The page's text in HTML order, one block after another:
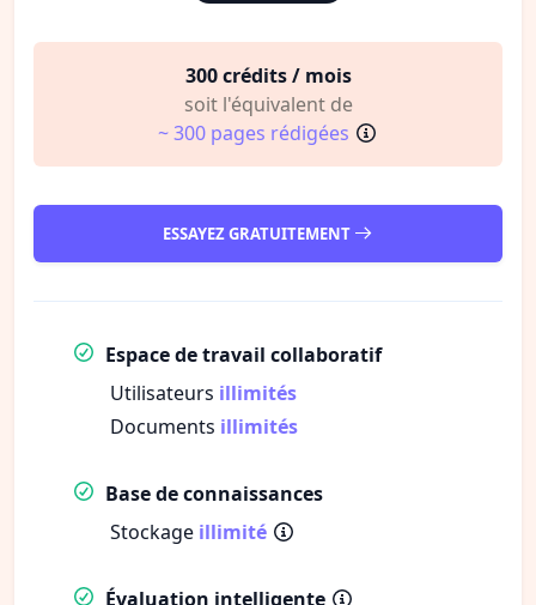
300 crédits / mois
soit l'équivalent de
~ 300 pages rédigées
ESSAYEZ GRATUITEMENT
Espace de travail collaboratif
Utilisateurs illimités
Documents illimités
Base de connaissances
Stockage illimité
Évaluation intelligente